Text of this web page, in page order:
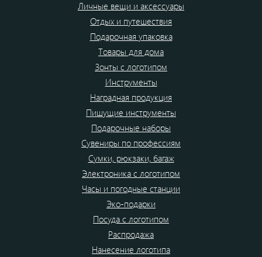
Личные вещи и аксессуары
Отдых и путешествия
Подарочная упаковка
Товары для дома
Зонты с логотипом
Инструменты
Наградная продукция
Пишущие инструменты
Подарочные наборы
Сувениры по профессиям
Сумки, рюкзаки, багаж
Электроника с логотипом
Часы и погодные станции
Эко-подарки
Посуда с логотипом
Распродажа
Нанесение логотипа